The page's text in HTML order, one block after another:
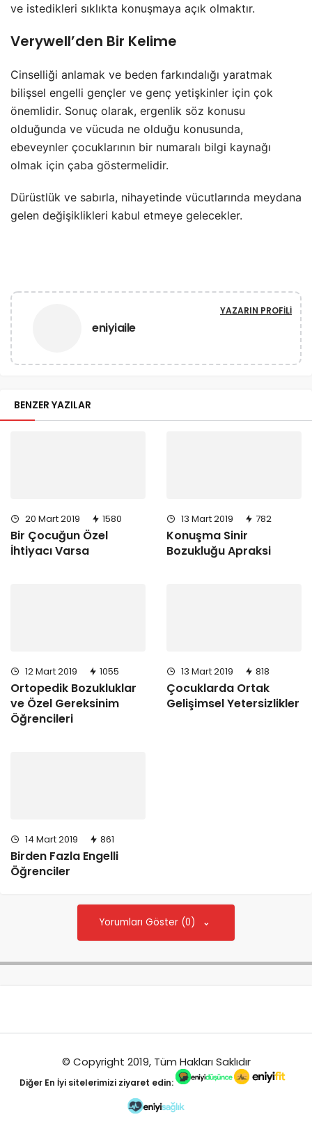
ve istedikleri sıklıkta konuşmaya açık olmaktır.
Verywell’den Bir Kelime
Cinselliği anlamak ve beden farkındalığı yaratmak
bilişsel engelli gençler ve genç yetişkinler için çok
önemlidir. Sonuç olarak, ergenlik söz konusu
olduğunda ve vücuda ne olduğu konusunda,
ebeveynler çocuklarının bir numaralı bilgi kaynağı
olmak için çaba göstermelidir.
Dürüstlük ve sabırla, nihayetinde vücutlarında meydana
gelen değişiklikleri kabul etmeye gelecekler.
eniyiaile
YAZARIN PROFILI
BENZER YAZILAR
20 Mart 2019 1580
Bir Çocuğun Özel
İhtiyacı Varsa
13 Mart 2019 782
Konuşma Sinir
Bozukluğu Apraksi
12 Mart 2019 1055
Ortopedik Bozukluklar
ve Özel Gereksinim
Öğrencileri
13 Mart 2019 818
Çocuklarda Ortak
Gelişimsel Yetersizlikler
14 Mart 2019 861
Birden Fazla Engelli
Öğrenciler
Yorumları Göster (0)
© Copyright 2019, Tüm Hakları Saklıdır
Diğer En İyi sitelerimizi ziyaret edin: